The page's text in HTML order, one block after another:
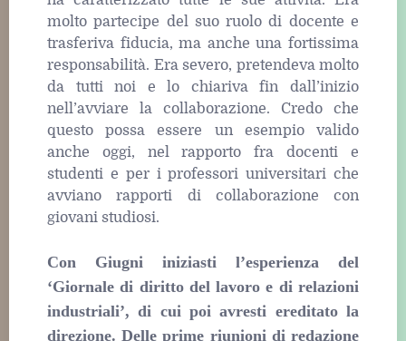
molto partecipe del suo ruolo di docente e
trasferiva fiducia, ma anche una fortissima
responsabilità. Era severo, pretendeva molto
da tutti noi e lo chiariva fin dall’inizio
nell’avviare la collaborazione. Credo che
questo possa essere un esempio valido
anche oggi, nel rapporto fra docenti e
studenti e per i professori universitari che
avviano rapporti di collaborazione con
giovani studiosi.
Con Giugni iniziasti l’esperienza del
‘Giornale di diritto del lavoro e di relazioni
industriali’, di cui poi avresti ereditato la
direzione. Delle prime riunioni di redazione